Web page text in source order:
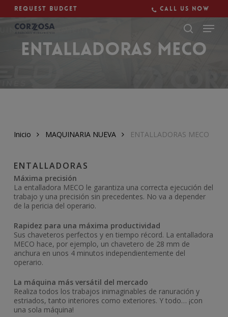
main
content
Request budget Call us now
ENTALLADORAS MECO
Inicio MAQUINARIA NUEVA ENTALLADORAS MECO
ENTALLADORAS
Máxima precisión
La entalladora MECO le garantiza una correcta ejecución del
trabajo y una precisión sin precedentes. No va a depender
de la pericia del operario.
Rapidez para una máxima productividad
Sus chaveteros perfectos y en tiempo récord. La entalladora
MECO hace, por ejemplo, un chavetero de 28 mm de
anchura en unos 4 minutos independientemente del
operario.
La máquina más versátil del mercado
Realiza todos los trabajos inimaginables de ranuración y
estriados, tanto interiores como exteriores. Y todo… ¡con
una sola máquina!
Close